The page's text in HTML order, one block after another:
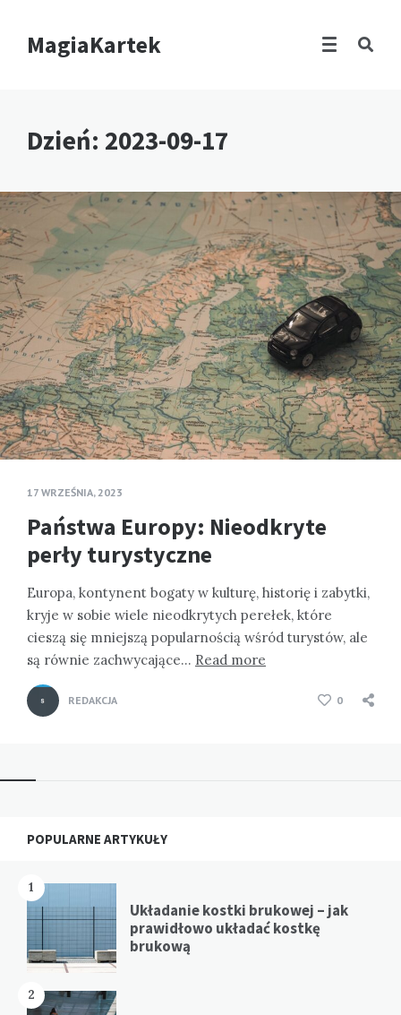
MagiaKartek
Dzień: 2023-09-17
17 WRZEŚNIA, 2023
Państwa Europy: Nieodkryte
perły turystyczne
Europa, kontynent bogaty w kulturę, historię i zabytki,
kryje w sobie wiele nieodkrytych perełek, które
cieszą się mniejszą popularnością wśród turystów, ale
są równie zachwycające… Read more
REDAKCJA 0
Widgets
POPULARNE ARTYKUŁY
1
Układanie kostki brukowej – jak
prawidłowo układać kostkę
brukową
2